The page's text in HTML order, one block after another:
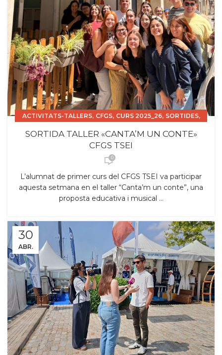
ACTIVITATS-TALLERS, CFGS, CURS 2025_26, SORTIDES,
SORTIDA TALLER «CANTA’M UN CONTE»
CFGS TSEI
0
L’alumnat de primer curs del CFGS TSEI va participar
aquesta setmana en el taller “Canta’m un conte”, una
proposta educativa i musical ...
30
ABR.